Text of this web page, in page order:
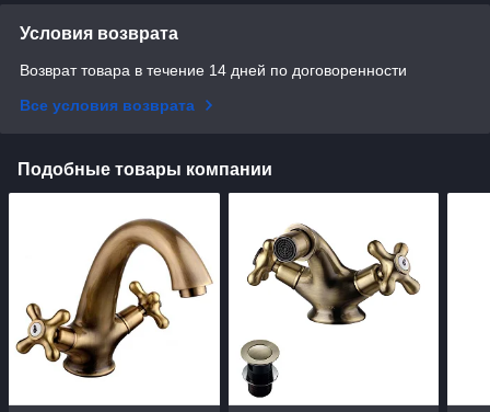
Условия возврата
Возврат товара в течение 14 дней по договоренности
Все условия возврата
Подобные товары компании